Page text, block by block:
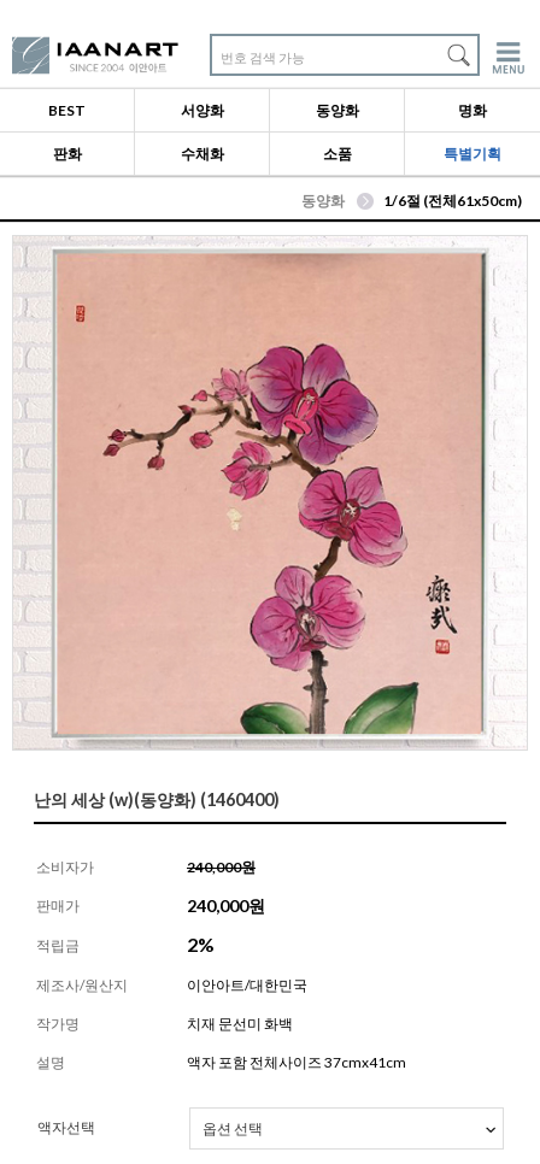
번호 검색 가능
BEST 서양화 동양화 명화
판화 수채화 소품 특별기획
동양화 1/6절 (전체61x50cm)
난의 세상 (w)(동양화) (1460400)
소비자가 240,000원
판매가 240,000원
적립금 2%
제조사/원산지 이안아트/대한민국
작가명 치재 문선미 화백
설명 액자 포함 전체사이즈 37cmx41cm
액자선택